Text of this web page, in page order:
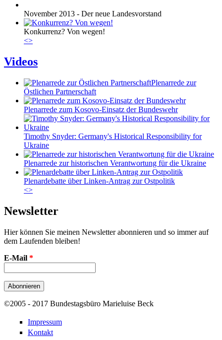
November 2013 - Der neue Landesvorstand
Konkurrenz? Von wegen!
<>
Videos
Plenarrede zur
Östlichen Partnerschaft
Plenarrede zum Kosovo-Einsatz der Bundeswehr
Timothy Snyder: Germany's Historical Responsibility for
Ukraine
Plenarrede zur historischen Verantwortung für die Ukraine
Plenardebatte über Linken-Antrag zur Ostpolitik
<>
Newsletter
Hier können Sie meinen Newsletter abonnieren und so immer auf
dem Laufenden bleiben!
E-Mail *
©2005 - 2017 Bundestagsbüro Marieluise Beck
Impressum
Kontakt